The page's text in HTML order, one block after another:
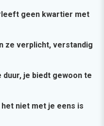
geen kwartier met
ze verplicht, verstandig
duur, je biedt gewoon te
niet met je eens is